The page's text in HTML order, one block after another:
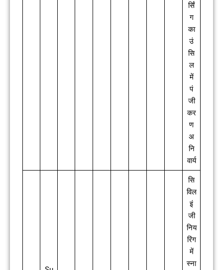
र्सिं
ग
का
उं
सि
ल
में
पं
जी
कर
ण
अ
नि
वार्य
सि
विल
इं
जी
निय
रिंग
में
स्ना